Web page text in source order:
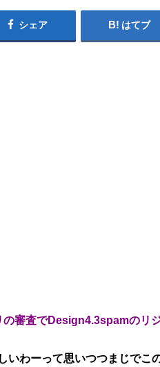
シェア はてブ
審査でDesign4.3spamのリ
いわーって思いつつまじでこ